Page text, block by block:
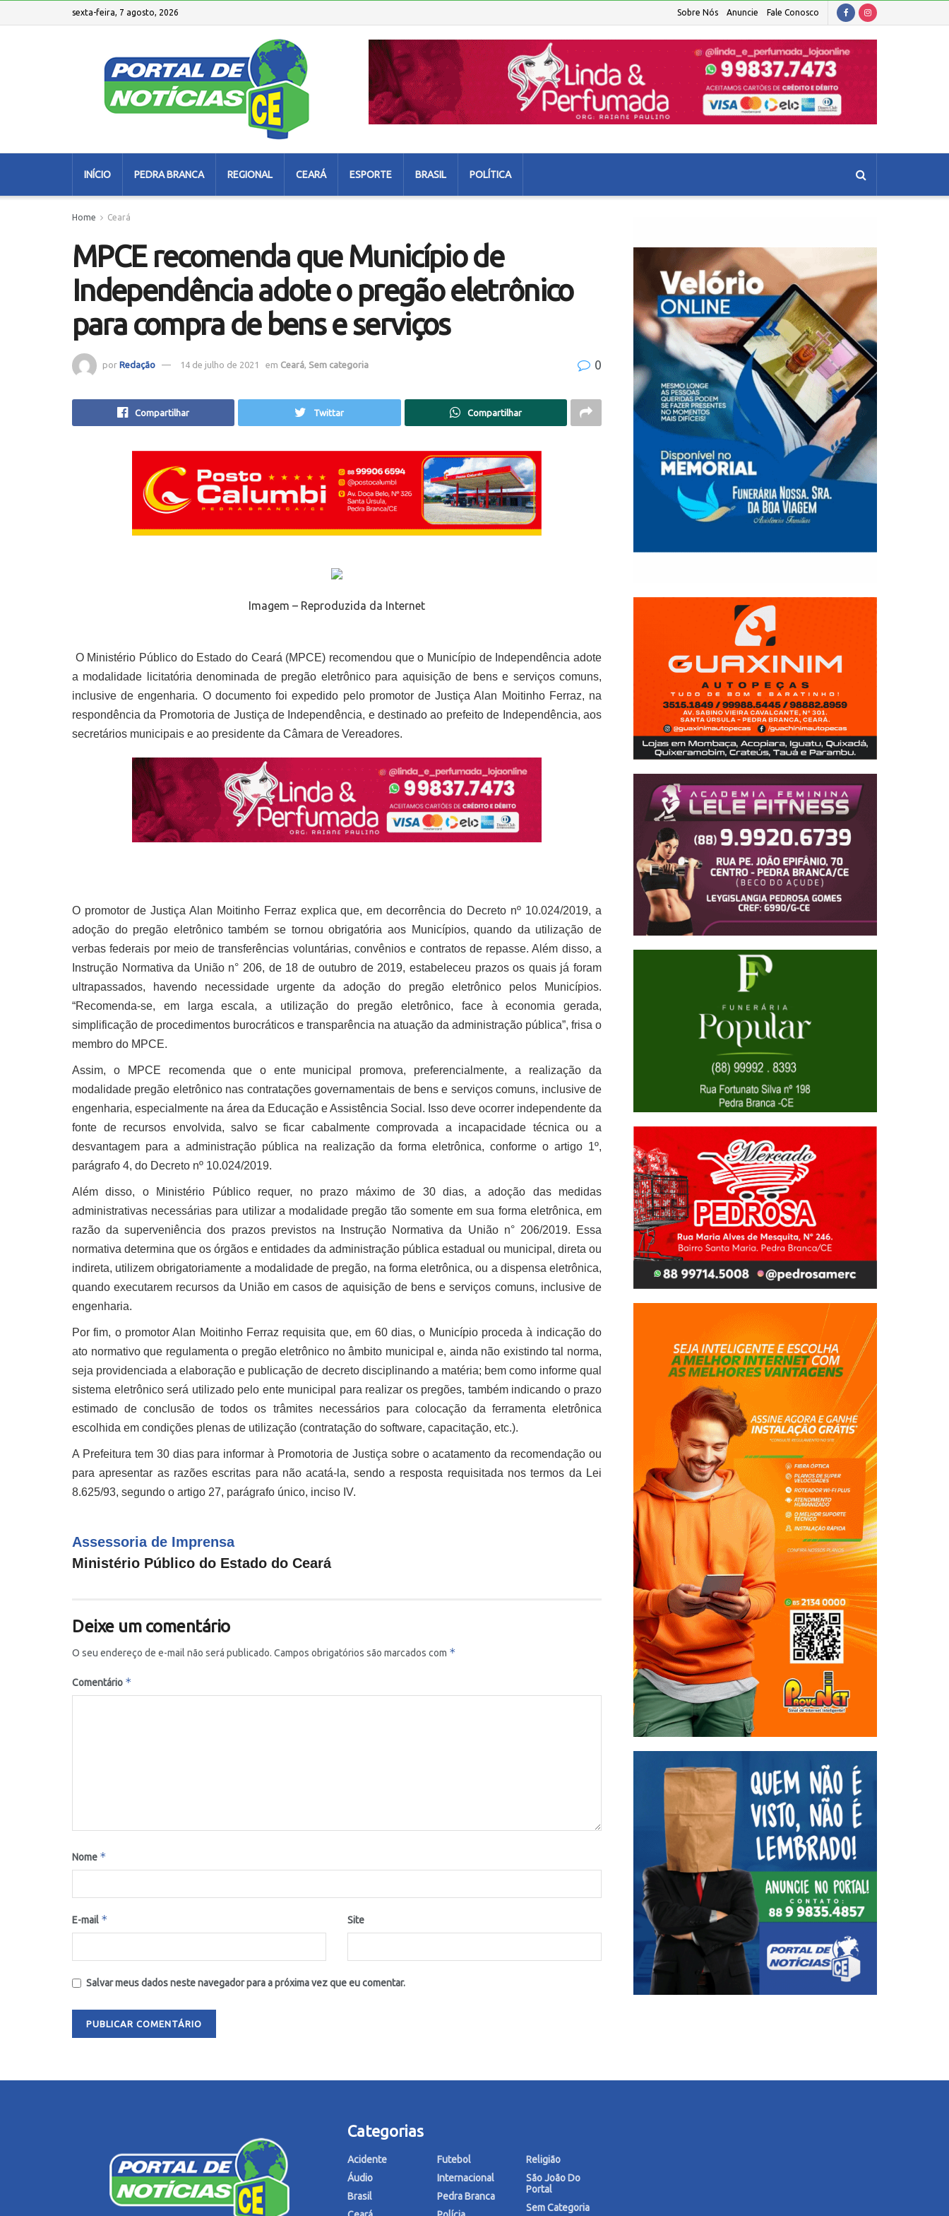
sexta-feira, 7 agosto, 2026 Sobre Nós Anuncie Fale Conosco
INÍCIO PEDRA BRANCA REGIONAL CEARÁ ESPORTE BRASIL POLÍTICA
Home Ceará
MPCE recomenda que Município de
Independência adote o pregão eletrônico
para compra de bens e serviços
por Redação 14 de julho de 2021 em Ceará Sem categoria 0
Compartilhar Twittar Compartilhar
Imagem – Reproduzida da Internet
O Ministério Público do Estado do Ceará (MPCE) recomendou que o Município de Independência adote
a modalidade licitatória denominada de pregão eletrônico para aquisição de bens e serviços comuns,
inclusive de engenharia. O documento foi expedido pelo promotor de Justiça Alan Moitinho Ferraz, na
respondência da Promotoria de Justiça de Independência, e destinado ao prefeito de Independência, aos
secretários municipais e ao presidente da Câmara de Vereadores.
O promotor de Justiça Alan Moitinho Ferraz explica que, em decorrência do Decreto nº 10.024/2019, a
adoção do pregão eletrônico também se tornou obrigatória aos Municípios, quando da utilização de
verbas federais por meio de transferências voluntárias, convênios e contratos de repasse. Além disso, a
Instrução Normativa da União n° 206, de 18 de outubro de 2019, estabeleceu prazos os quais já foram
ultrapassados, havendo necessidade urgente da adoção do pregão eletrônico pelos Municípios.
“Recomenda-se, em larga escala, a utilização do pregão eletrônico, face à economia gerada,
simplificação de procedimentos burocráticos e transparência na atuação da administração pública”, frisa o
membro do MPCE.
Assim, o MPCE recomenda que o ente municipal promova, preferencialmente, a realização da
modalidade pregão eletrônico nas contratações governamentais de bens e serviços comuns, inclusive de
engenharia, especialmente na área da Educação e Assistência Social. Isso deve ocorrer independente da
fonte de recursos envolvida, salvo se ficar cabalmente comprovada a incapacidade técnica ou a
desvantagem para a administração pública na realização da forma eletrônica, conforme o artigo 1º,
parágrafo 4, do Decreto nº 10.024/2019.
Além disso, o Ministério Público requer, no prazo máximo de 30 dias, a adoção das medidas
administrativas necessárias para utilizar a modalidade pregão tão somente em sua forma eletrônica, em
razão da superveniência dos prazos previstos na Instrução Normativa da União n° 206/2019. Essa
normativa determina que os órgãos e entidades da administração pública estadual ou municipal, direta ou
indireta, utilizem obrigatoriamente a modalidade de pregão, na forma eletrônica, ou a dispensa eletrônica,
quando executarem recursos da União em casos de aquisição de bens e serviços comuns, inclusive de
engenharia.
Por fim, o promotor Alan Moitinho Ferraz requisita que, em 60 dias, o Município proceda à indicação do
ato normativo que regulamenta o pregão eletrônico no âmbito municipal e, ainda não existindo tal norma,
seja providenciada a elaboração e publicação de decreto disciplinando a matéria; bem como informe qual
sistema eletrônico será utilizado pelo ente municipal para realizar os pregões, também indicando o prazo
estimado de conclusão de todos os trâmites necessários para colocação da ferramenta eletrônica
escolhida em condições plenas de utilização (contratação do software, capacitação, etc.).
A Prefeitura tem 30 dias para informar à Promotoria de Justiça sobre o acatamento da recomendação ou
para apresentar as razões escritas para não acatá-la, sendo a resposta requisitada nos termos da Lei
8.625/93, segundo o artigo 27, parágrafo único, inciso IV.
Assessoria de Imprensa
Ministério Público do Estado do Ceará
Deixe um comentário
O seu endereço de e-mail não será publicado. Campos obrigatórios são marcados com *
Comentário *
Nome *
E-mail * Site
Salvar meus dados neste navegador para a próxima vez que eu comentar.
Categorias
Acidente
Áudio
Brasil
Futebol
Internacional
Pedra Branca
Religião
São João Do
Portal
Sem Categoria